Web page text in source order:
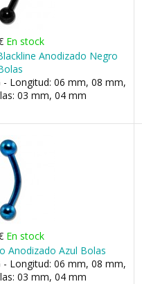
En stock
Anodizado Negro
Longitud: 06 mm, 08 mm,
03 mm, 04 mm
En stock
Anodizado Azul Bolas
Longitud: 06 mm, 08 mm,
03 mm, 04 mm